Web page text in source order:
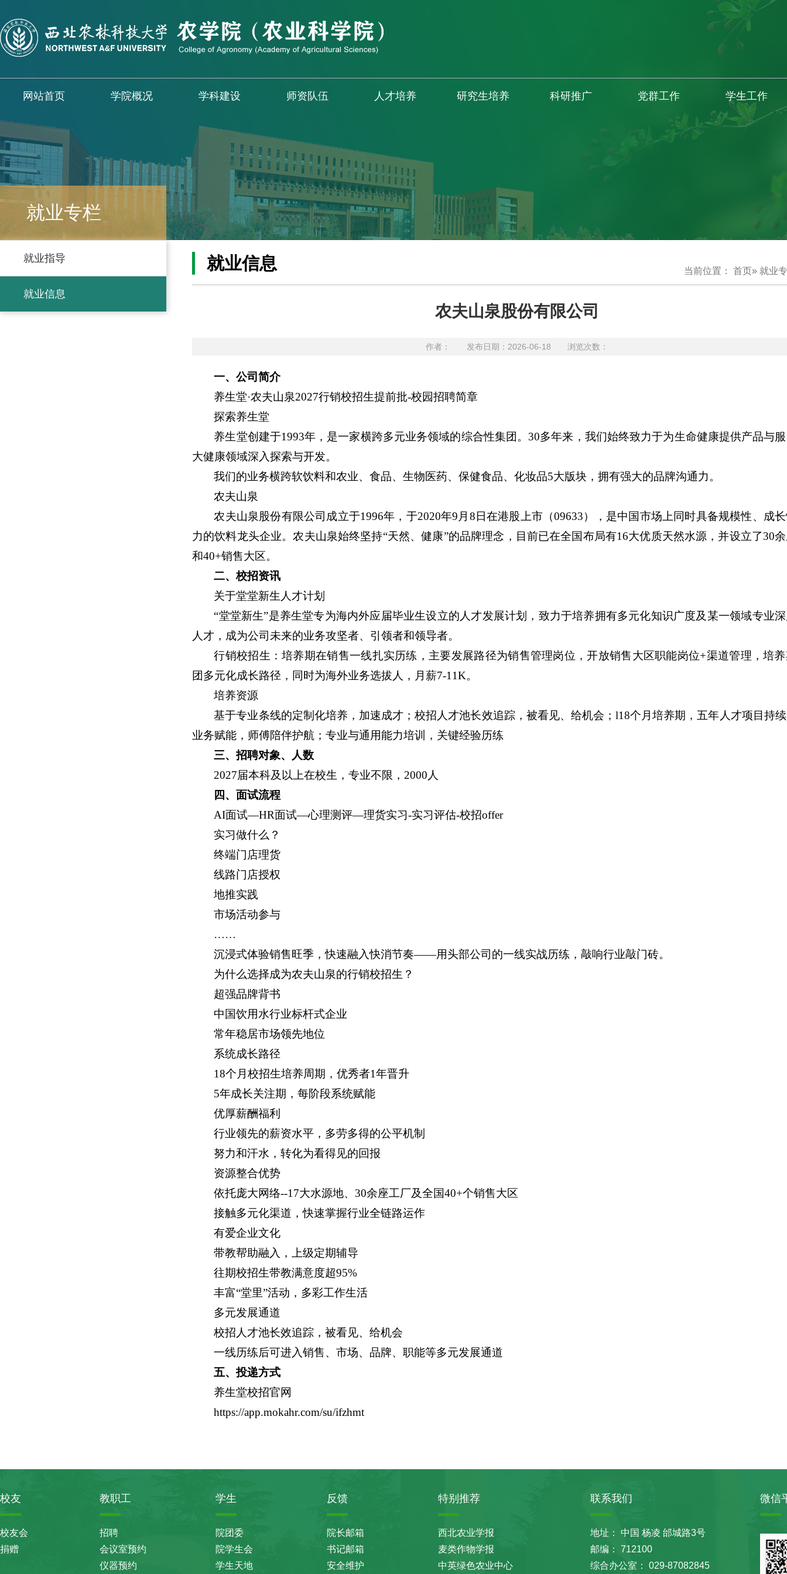
网站首页 学院概况 学科建设 师资队伍 人才培养 研究生培养 科研推广 党群工作 学生工作
就业专栏
就业指导
就业信息
当前位置： 首页» 就业
就业信息
农夫山泉股份有限公司
作者： 发布日期：2026-06-18 浏览次数：
一、公司简介
养生堂·农夫山泉2027行销校招生提前批-校园招聘简章
探索养生堂
养生堂创建于1993年，是一家横跨多元业务领域的综合性集团。30多年来，我们始终致力于为生命健康提供产品与
大健康领域深入探索与开发。
我们的业务横跨软饮料和农业、食品、生物医药、保健食品、化妆品5大版块，拥有强大的品牌沟通力。
农夫山泉
农夫山泉股份有限公司成立于1996年，于2020年9月8日在港股上市（09633），是中国市场上同时具备规模性、成
力的饮料龙头企业。农夫山泉始终坚持“天然、健康”的品牌理念，目前已在全国布局有16大优质天然水源，并设立了30
和40+销售大区。
二、校招资讯
关于堂堂新生人才计划
“堂堂新生”是养生堂专为海内外应届毕业生设立的人才发展计划，致力于培养拥有多元化知识广度及某一领域专业
人才，成为公司未来的业务攻坚者、引领者和领导者。
行销校招生：培养期在销售一线扎实历练，主要发展路径为销售管理岗位，开放销售大区职能岗位+渠道管理，培
团多元化成长路径，同时为海外业务选拔人，月薪7-11K。
培养资源
基于专业条线的定制化培养，加速成才；校招人才池长效追踪，被看见、给机会；l18个月培养期，五年人才项目持
业务赋能，师傅陪伴护航；专业与通用能力培训，关键经验历练
三、招聘对象、人数
2027届本科及以上在校生，专业不限，2000人
四、面试流程
AI面试—HR面试—心理测评—理货实习-实习评估-校招offer
实习做什么？
终端门店理货
线路门店授权
地推实践
市场活动参与
……
沉浸式体验销售旺季，快速融入快消节奏——用头部公司的一线实战历练，敲响行业敲门砖。
为什么选择成为农夫山泉的行销校招生？
超强品牌背书
中国饮用水行业标杆式企业
常年稳居市场领先地位
系统成长路径
18个月校招生培养周期，优秀者1年晋升
5年成长关注期，每阶段系统赋能
优厚薪酬福利
行业领先的薪资水平，多劳多得的公平机制
努力和汗水，转化为看得见的回报
资源整合优势
依托庞大网络--17大水源地、30余座工厂及全国40+个销售大区
接触多元化渠道，快速掌握行业全链路运作
有爱企业文化
带教帮助融入，上级定期辅导
往期校招生带教满意度超95%
丰富“堂里”活动，多彩工作生活
多元发展通道
校招人才池长效追踪，被看见、给机会
一线历练后可进入销售、市场、品牌、职能等多元发展通道
五、投递方式
养生堂校招官网
https://app.mokahr.com/su/ifzhmt
校友
校友会
捐赠
教职工
招聘
会议室预约
仪器预约
学生
院团委
院学生会
学生天地
反馈
院长邮箱
书记邮箱
安全维护
特别推荐
西北农业学报
麦类作物学报
中英绿色农业中心
联系我们
地址： 中国 杨凌 邰城路3号
邮编： 712100
综合办公室： 029-87082845
微信